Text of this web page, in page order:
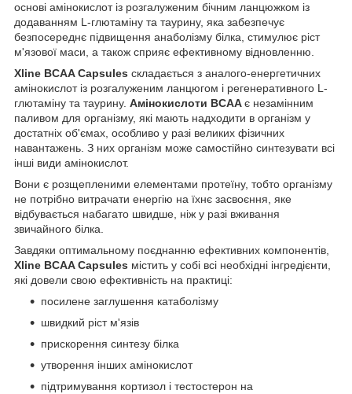
основі амінокислот із розгалуженим бічним ланцюжком із
додаванням L-глютаміну та таурину, яка забезпечує
безпосереднє підвищення анаболізму білка, стимулює ріст
м'язової маси, а також сприяє ефективному відновленню.
Xline BCAA Capsules складається з аналого-енергетичних
амінокислот із розгалуженим ланцюгом і регенеративного L-
глютаміну та таурину. Амінокислоти BCAAє незамінним
паливом для організму, які мають надходити в організм у
достатніх об'ємах, особливо у разі великих фізичних
навантажень. З них організм може самостійно синтезувати всі
інші види амінокислот.
Вони є розщепленими елементами протеїну, тобто організму
не потрібно витрачати енергію на їхнє засвоєння, яке
відбувається набагато швидше, ніж у разі вживання
звичайного білка.
Завдяки оптимальному поєднанню ефективних компонентів,
Xline BCAA Capsules містить у собі всі необхідні інгредієнти,
які довели свою ефективність на практиці:
посилене заглушення катаболізму
швидкий ріст м'язів
прискорення синтезу білка
утворення інших амінокислот
підтримування кортизол і тестостерон на